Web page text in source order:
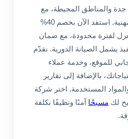
والمناطق المحيطة، مع
شهادات واعتمادات مهنية. استفد الآن بخصم 40%
لفترة محدودة، مع ضمان
يشمل الصيانة الدورية. نقدّم
للموقع، وخدمة عملاء
بالإضافة إلى تقارير
المستخدمة. اختر شركة
لك مسبحًا آمنًا ونظيفًا بكلفة